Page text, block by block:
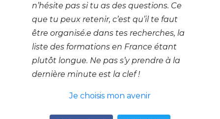
n’hésite pas si tu as des questions. Ce
que tu peux retenir, c’est qu’il te faut
être organisé.e dans tes recherches, la
liste des formations en France étant
plutôt longue. Ne pas s’y prendre à la
dernière minute est la clef !
Je choisis mon avenir